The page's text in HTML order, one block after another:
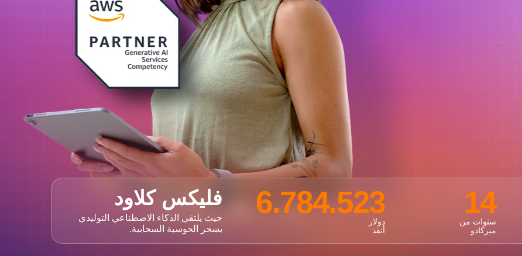
14
سنوات من
ميركادو
6.784.523
دولار
أنقذ
فليكس كلاود
حيث يلتقي الذكاء الاصطناعي التوليدي
بسحر الحوسبة السحابية.